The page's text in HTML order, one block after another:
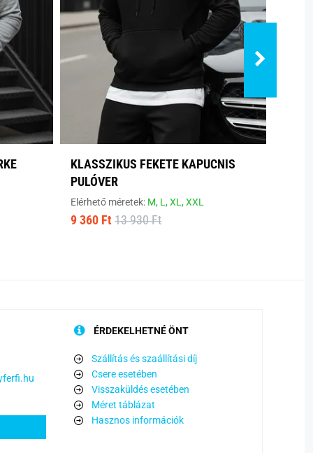
KLASSZIKUS FEKETE KAPUCNIS
PULÓVER
Elérhető méretek: M, L,XL,XXL
9 360 Ft 13 930 Ft
ÉRDEKELHETNÉ ÖNT
Szállítás és szaállítási díj
Csere esetében
Visszaküldés esetében
Méret táblázat
Hasznos információk